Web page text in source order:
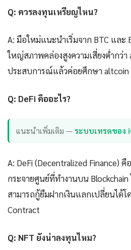
Q: ควรลงทุนเหรียญไหน?
A: มือใหม่แนะนำเริ่มจาก BTC และ
ใหญ่สภาพคล่องสูงความเสี่ยงต่ำกว่า
ประสบการณ์แล้วค่อยศึกษา
Q: DeFi คืออะไร?
แนะนำเพิ่มเติม —ระบบเทรดของ
A: DeFi (Decentralized Finance)
กระจายศูนย์ที่ทำงานบน
สามารถกู้ยืมฝากเงินแลกเปลี่ยนได้โ
Contract
Q: NFT ยังน่าลงทุนไหม?